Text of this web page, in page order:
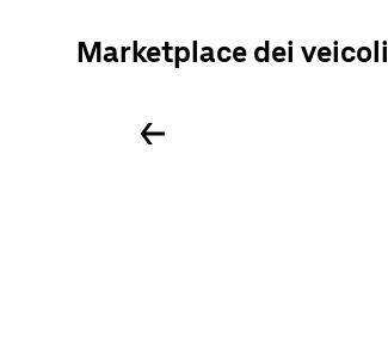
Marketplace dei veicoli